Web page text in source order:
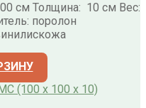
см Толщина: 10 см Вес:
поролон